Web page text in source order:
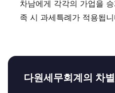
차남에게 각각의 가업을
족 시 과세특례가 적용됩
다원세무회계의 차